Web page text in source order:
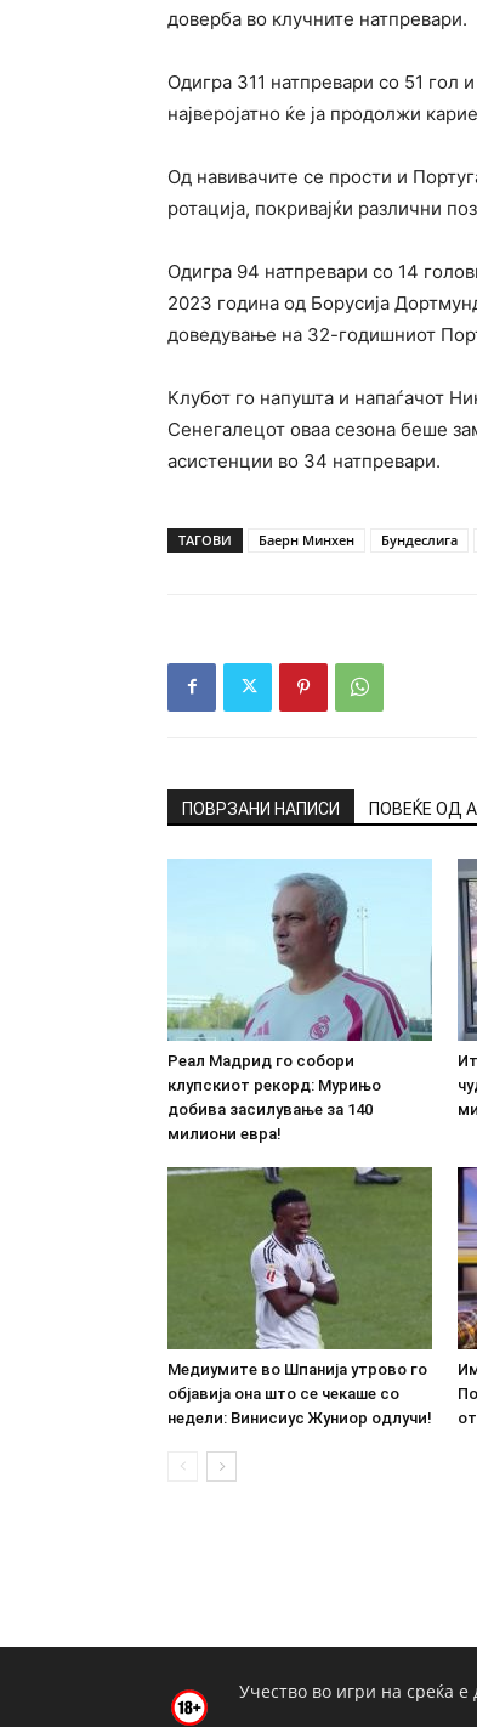
доверба во клучните натпревари.
Одигра 311 натпревари со 51 гол
најверојатно ќе ја продолжи
Од навивачите се прости и
ротација, покривајќи различни
Одигра 94 натпревари со 14
2023 година од Борусија
доведување на 32-годишниот
Клубот го напушта и напаѓачот
Сенегалецот оваа сезона беше
асистенции во 34 натпревари.
ТАГОВИ Баерн Минхен Бундеслига
ПОВРЗАНИ НАПИСИ ПОВЕЌЕ ОД
Реал Мадрид го собори
клупскиот рекорд: Мурињо
добива засилување за 140
милиони евра!
Медиумите во Шпанија утрово го
објавија она што се чекаше со
недели: Винисиус Жуниор одлучи!
Учество во игри на среќа е